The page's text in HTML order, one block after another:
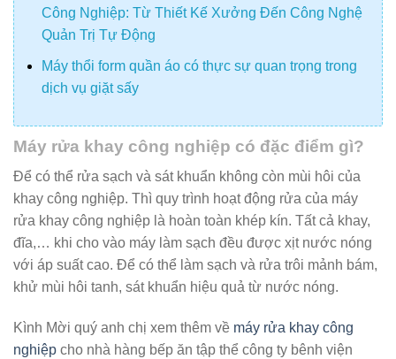
Công Nghiệp: Từ Thiết Kế Xưởng Đến Công Nghệ
Quản Trị Tự Động
Máy thổi form quần áo có thực sự quan trọng trong
dịch vụ giặt sấy
Máy rửa khay công nghiệp có đặc điểm gì?
Để có thể rửa sạch và sát khuẩn không còn mùi hôi của
khay công nghiệp. Thì quy trình hoạt động rửa của máy
rửa khay công nghiệp là hoàn toàn khép kín. Tất cả khay,
đĩa,… khi cho vào máy làm sạch đều được xịt nước nóng
với áp suất cao. Để có thể làm sạch và rửa trôi mảnh bám,
khử mùi hôi tanh, sát khuẩn hiệu quả từ nước nóng.
Kình Mời quý anh chị xem thêm về máy rửa khay công
nghiệp cho nhà hàng bếp ăn tập thể công ty bênh viện